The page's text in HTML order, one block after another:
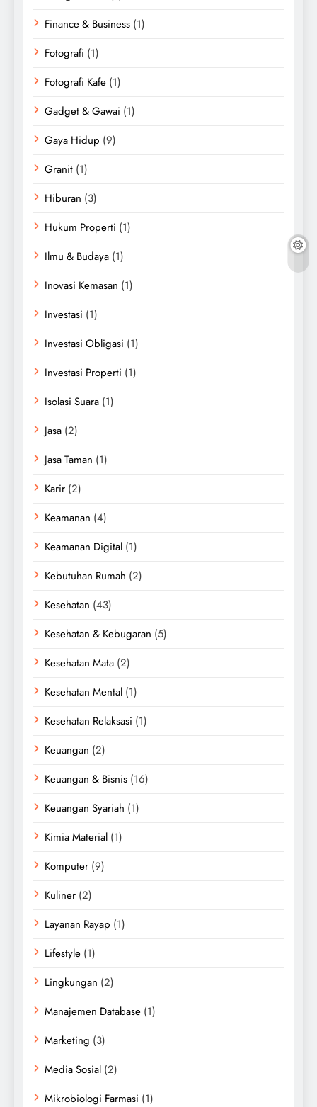
Finance & Business (1)
Fotografi (1)
Fotografi Kafe (1)
Gadget & Gawai (1)
Gaya Hidup (9)
Granit (1)
Hiburan (3)
Hukum Properti (1)
Ilmu & Budaya (1)
Inovasi Kemasan (1)
Investasi (1)
Investasi Obligasi (1)
Investasi Properti (1)
Isolasi Suara (1)
Jasa (2)
Jasa Taman (1)
Karir (2)
Keamanan (4)
Keamanan Digital (1)
Kebutuhan Rumah (2)
Kesehatan (43)
Kesehatan & Kebugaran (5)
Kesehatan Mata (2)
Kesehatan Mental (1)
Kesehatan Relaksasi (1)
Keuangan (2)
Keuangan & Bisnis (16)
Keuangan Syariah (1)
Kimia Material (1)
Komputer (9)
Kuliner (2)
Layanan Rayap (1)
Lifestyle (1)
Lingkungan (2)
Manajemen Database (1)
Marketing (3)
Media Sosial (2)
Mikrobiologi Farmasi (1)